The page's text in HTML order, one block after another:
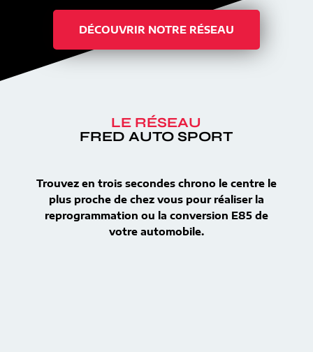
DÉCOUVRIR NOTRE RÉSEAU
LE RÉSEAU
FRED AUTO SPORT
Trouvez en trois secondes chrono le centre le
plus proche de chez vous pour réaliser la
reprogrammation ou la conversion E85 de
votre automobile.